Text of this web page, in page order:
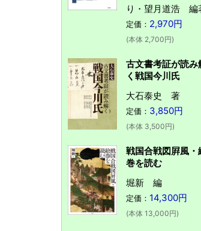
り・望月道浩 編
定価： 2,970円
(本体 2,700円)
古文書考証が読み
く戦国今川氏
大石泰史 著
定価： 3,850円
(本体 3,500円)
戦国合戦図屛風・
巻を読む
堀新 編
定価： 14,300円
(本体 13,000円)